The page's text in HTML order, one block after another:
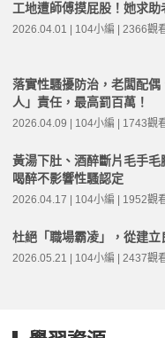
工地遭師傅摸屁股！她求
2026.04.01 | 104小編 | 2366觀
落實性騷擾防治，老闆配
人」責任，最高罰百萬！
2026.04.09 | 104小編 | 1743觀
黃湯下肚、酒醉斷片毛手毛
喝醉不影響性騷認定
2026.04.17 | 104小編 | 1952觀
杜絕「職場霸凌」，從建立
2026.05.21 | 104小編 | 2437觀